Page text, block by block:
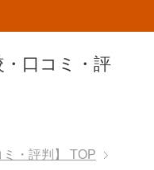
・口コミ・評
・評判】
TOP